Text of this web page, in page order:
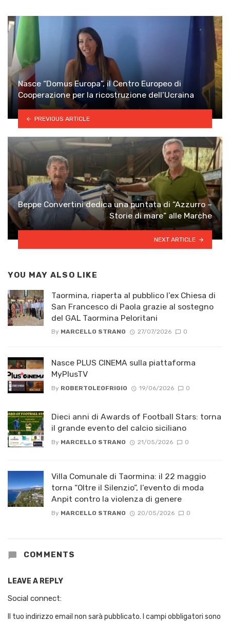
Nasce “Domus Europa”, il Centro Europeo di
Cooperazione per la ricostruzione dell’Ucraina
PREVIOUS ARTICLE
Beppe Convertini dedica una puntata di “Azzurro –
Storie di mare” alle Marche
NEXT ARTICLE
YOU MAY ALSO LIKE
Taormina, riaperta al pubblico l’ex Chiesa di
San Francesco di Paola grazie al sostegno
del GAL Taormina Peloritani
By MARCELLO STRANO 27/07/2026 0
Nasce PLUS CINEMA sulla piattaforma
MyPlusTV
By ROBERTOLEOFRIGIO 19/06/2026 0
Dieci anni di Awards of Football Stars: torna
il grande evento del calcio siciliano
By MARCELLO STRANO 21/05/2026 0
Villa Comunale di Taormina: il 22 maggio
torna “Oltre il Silenzio”, l’evento di moda
Anpit contro la violenza di genere
By MARCELLO STRANO 20/05/2026 0
COMMENTS
LEAVE A REPLY
Social connect:
Il tuo indirizzo email non sarà pubblicato. I campi obbligatori sono